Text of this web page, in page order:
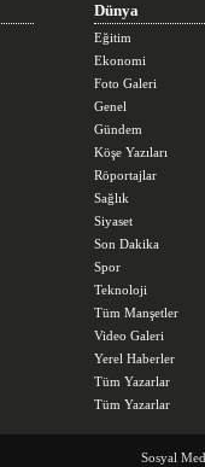
Dünya
Eğitim
Ekonomi
Foto Galeri
Genel
Gündem
Köşe Yazıları
Röportajlar
Sağlık
Siyaset
Son Dakika
Spor
Teknoloji
Tüm Manşetler
Video Galeri
Yerel Haberler
Tüm Yazarlar
Tüm Yazarlar
Sosyal